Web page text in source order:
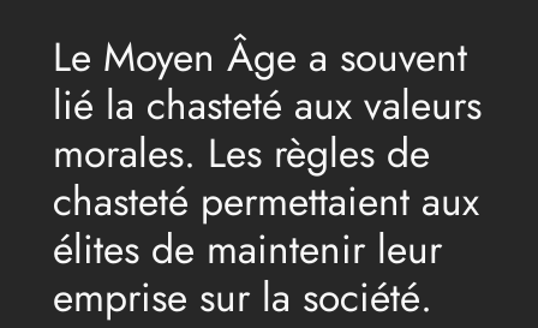
Le Moyen Âge a souvent
lié la chasteté aux valeurs
morales. Les règles de
chasteté permettaient aux
élites de maintenir leur
emprise sur la société.